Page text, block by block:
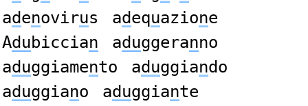
adenovirus adequazione
Adubiccian aduggeranno
aduggiamento aduggiando
aduggiano aduggiante